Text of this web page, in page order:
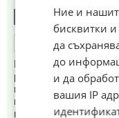
бегаййй
Назначеният за
работещия беден. До
и ще им давате пари
цените не трябваше
всичко с 300%>
Ние и
бисквитки
да
до
и да
вашия IP